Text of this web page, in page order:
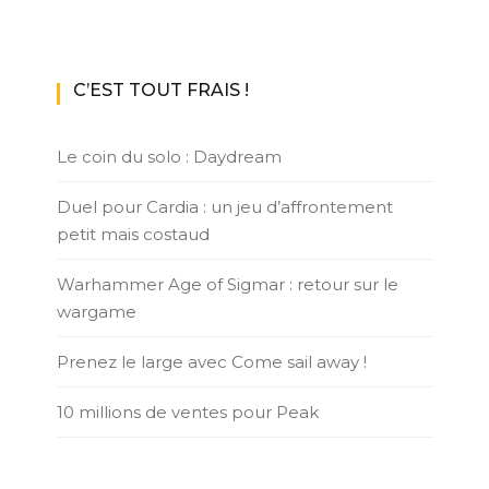
C’EST TOUT FRAIS !
Le coin du solo : Daydream
Duel pour Cardia : un jeu d’affrontement
petit mais costaud
Warhammer Age of Sigmar : retour sur le
wargame
Prenez le large avec Come sail away !
10 millions de ventes pour Peak